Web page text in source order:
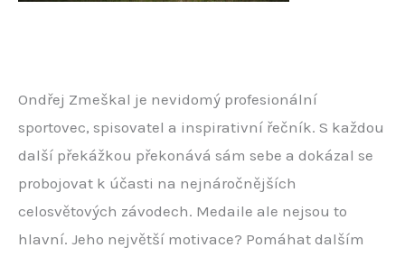
Ondřej Zmeškal je nevidomý profesionální
sportovec, spisovatel a inspirativní řečník. S každou
další překážkou překonává sám sebe a dokázal se
probojovat k účasti na nejnáročnějších
celosvětových závodech. Medaile ale nejsou to
hlavní. Jeho největší motivace? Pomáhat dalším